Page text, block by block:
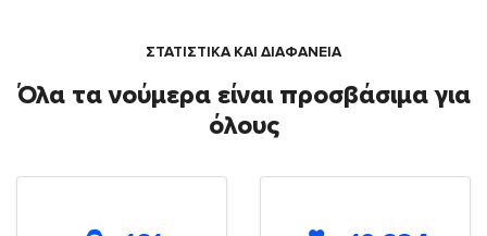
ΣΤΑΤΙΣΤΙΚΑ ΚΑΙ ΔΙΑΦΑΝΕΙΑ
Όλα τα νούμερα είναι προσβάσιμα για
όλους